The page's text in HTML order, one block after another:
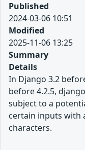
Published
2024-03-06 10:51
Modified
2025-11-06 13:25
Summary
Details
In Django 3.2
before 4.2.5,
subject to a
certain inputs with
characters.